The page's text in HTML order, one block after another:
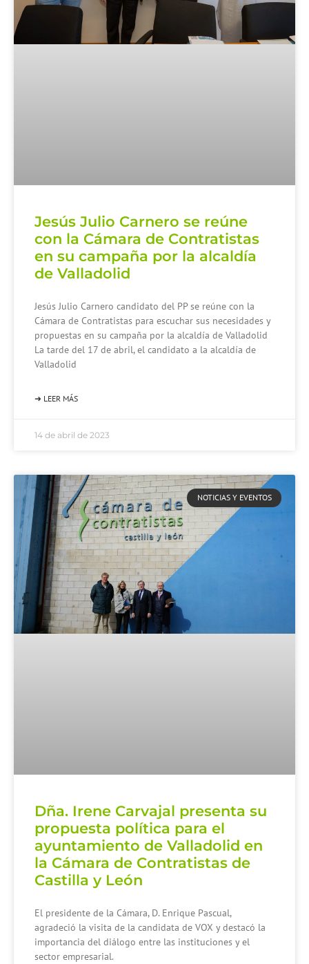
Jesús Julio Carnero se reúne
con la Cámara de Contratistas
en su campaña por la alcaldía
de Valladolid
Jesús Julio Carnero candidato del PP se reúne con la
Cámara de Contratistas para escuchar sus necesidades y
propuestas en su campaña por la alcaldía de Valladolid
La tarde del 17 de abril, el candidato a la alcaldía de
Valladolid
➜ LEER MÁS
14 de abril de 2023
NOTICIAS Y EVENTOS
Dña. Irene Carvajal presenta su
propuesta política para el
ayuntamiento de Valladolid en
la Cámara de Contratistas de
Castilla y León
El presidente de la Cámara, D. Enrique Pascual,
agradeció la visita de la candidata de VOX y destacó la
importancia del diálogo entre las instituciones y el
sector empresarial.